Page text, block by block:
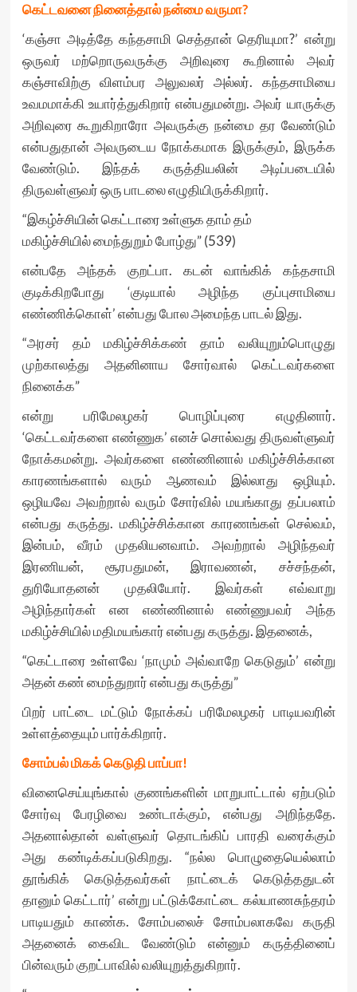
கெட்டவனை நினைத்தால் நன்மை வருமா?
‘கஞ்சா அடித்தே கந்தசாமி செத்தான் தெரியுமா?’ என்று
ஒருவர் மற்றொருவருக்கு அறிவுரை கூறினால் அவர்
கஞ்சாவிற்கு விளம்பர அலுவலர் அல்லர். கந்தசாமியை
உவமமாக்கி உயார்த்துகிறார் என்பதுமன்று. அவர் யாருக்கு
அறிவுரை கூறுகிறாரோ அவருக்கு நன்மை தர வேண்டும்
என்பதுதான் அவருடைய நோக்கமாக இருக்கும், இருக்க
வேண்டும். இந்தக் கருத்தியலின் அடிப்படையில்
திருவள்ளுவர் ஒரு பாடலை எழுதியிருக்கிறார்.
“இகழ்ச்சியின் கெட்டாரை உள்ளுக தாம் தம்
மகிழ்ச்சியில் மைந்துறும் போழ்து” (539)
என்பதே அந்தக் குறட்பா. கடன் வாங்கிக் கந்தசாமி
குடிக்கிறபோது ‘குடியால் அழிந்த குப்புசாமியை
எண்ணிக்கொள்’ என்பது போல அமைந்த பாடல் இது.
“அரசர் தம் மகிழ்ச்சிக்கண் தாம் வலியுறும்பொழுது
முற்காலத்து அதனினாய சோர்வால் கெட்டவர்களை
நினைக்க”
என்று பரிமேலழகர் பொழிப்புரை எழுதினார்.
‘கெட்டவர்களை எண்ணுக’ எனச் சொல்வது திருவள்ளுவர்
நோக்கமன்று. அவர்களை எண்ணினால் மகிழ்ச்சிக்கான
காரணங்களால் வரும் ஆணவம் இல்லாது ஒழியும்.
ஒழியவே அவற்றால் வரும் சோர்வில் மயங்காது தப்பலாம்
என்பது கருத்து. மகிழ்ச்சிக்கான காரணங்கள் செல்வம்,
இன்பம், வீரம் முதலியனவாம். அவற்றால் அழிந்தவர்
இரணியன், சூரபதுமன், இராவணன், சச்சந்தன்,
துரியோதனன் முதலியோர். இவர்கள் எவ்வாறு
அழிந்தார்கள் என எண்ணினால் எண்ணுபவர் அந்த
மகிழ்ச்சியில் மதிமயங்கார் என்பது கருத்து. இதனைக்,
“கெட்டாரை உள்ளவே ‘நாமும் அவ்வாறே கெடுதும்’ என்று
அதன் கண் மைந்துறார் என்பது கருத்து”
பிறர் பாட்டை மட்டும் நோக்கப் பரிமேலழகர் பாடியவரின்
உள்ளத்தையும் பார்க்கிறார்.
சோம்பல் மிகக் கெடுதி பாப்பா!
வினைசெய்யுங்கால் குணங்களின் மாறுபாட்டால் ஏற்படும்
சோர்வு பேரழிவை உண்டாக்கும், என்பது அறிந்ததே.
அதனால்தான் வள்ளுவர் தொடங்கிப் பாரதி வரைக்கும்
அது கண்டிக்கப்படுகிறது. “நல்ல பொழுதையெல்லாம்
தூங்கிக் கெடுத்தவர்கள் நாட்டைக் கெடுத்ததுடன்
தானும் கெட்டார்’ என்று பட்டுக்கோட்டை கல்யாணசுந்தரம்
பாடியதும் காண்க. சோம்பலைச் சோம்பலாகவே கருதி
அதனைக் கைவிட வேண்டும் என்னும் கருத்தினைப்
பின்வரும் குறட்பாவில் வலியுறுத்துகிறார்.